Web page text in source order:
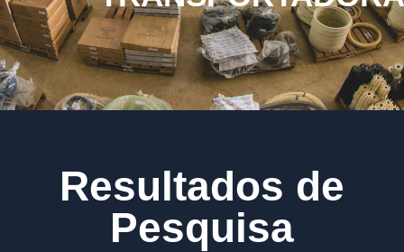
Resultados de
Pesquisa